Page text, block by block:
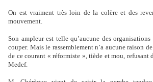
On est vraiment très loin de la colère et des
mouvement.
Son ampleur est telle qu’aucune des organisations
couper. Mais le rassemblement n’a aucune raison
de ce courant « réformiste », tiède et mou, refusant
Medef.